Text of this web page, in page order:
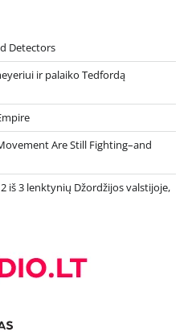
Detectors
ir palaiko Tedfordą
Are Still Fighting–and
iš 3 lenktynių Džordžijos valstijoje,